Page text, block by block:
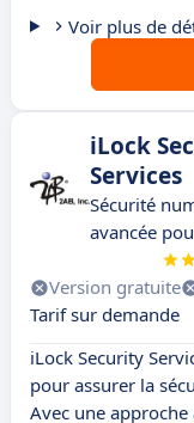
Voir plus de
iLock
Services
Sécurité
avancée
Version gratuite
Tarif sur demande
iLock Security
pour assurer la
Avec une